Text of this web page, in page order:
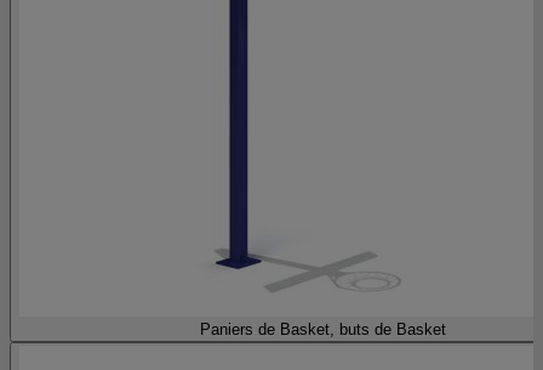
Paniers de Basket, buts de Basket